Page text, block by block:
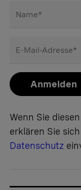
Name*
E-Mail-Adresse*
Anmelden
Wenn Sie
erklären Sie
Datenschutz